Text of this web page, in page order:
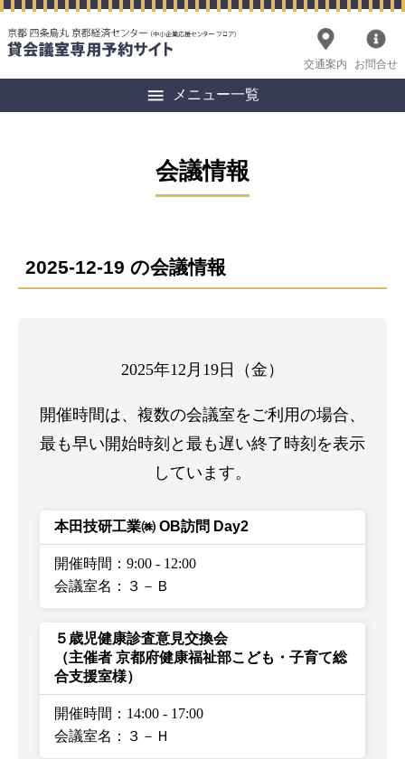
交通案内 お問合せ
メニュー一覧
会議情報
2025-12-19 の会議情報
2025年12月19日（金）
開催時間は、複数の会議室をご利用の場合、
最も早い開始時刻と最も遅い終了時刻を表示
しています。
本田技研工業㈱ OB訪問 Day2
開催時間：9:00 - 12:00
会議室名：３－Ｂ
５歳児健康診査意見交換会
（主催者 京都府健康福祉部こども・子育て総
合支援室様）
開催時間：14:00 - 17:00
会議室名：３－Ｈ